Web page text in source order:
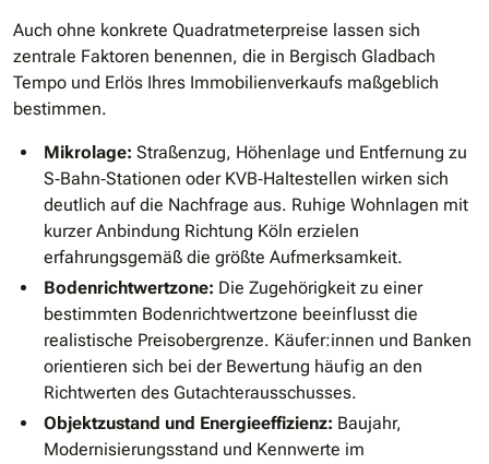
Auch ohne konkrete Quadratmeterpreise lassen sich
zentrale Faktoren benennen, die in Bergisch Gladbach
Tempo und Erlös Ihres Immobilienverkaufs maßgeblich
bestimmen.
Mikrolage: Straßenzug, Höhenlage und Entfernung zu
S‐Bahn‐Stationen oder KVB‐Haltestellen wirken sich
deutlich auf die Nachfrage aus. Ruhige Wohnlagen mit
kurzer Anbindung Richtung Köln erzielen
erfahrungsgemäß die größte Aufmerksamkeit.
Bodenrichtwertzone: Die Zugehörigkeit zu einer
bestimmten Bodenrichtwertzone beeinflusst die
realistische Preisobergrenze. Käufer:innen und Banken
orientieren sich bei der Bewertung häufig an den
Richtwerten des Gutachterausschusses.
Objektzustand und Energieeffizienz: Baujahr,
Modernisierungsstand und Kennwerte im